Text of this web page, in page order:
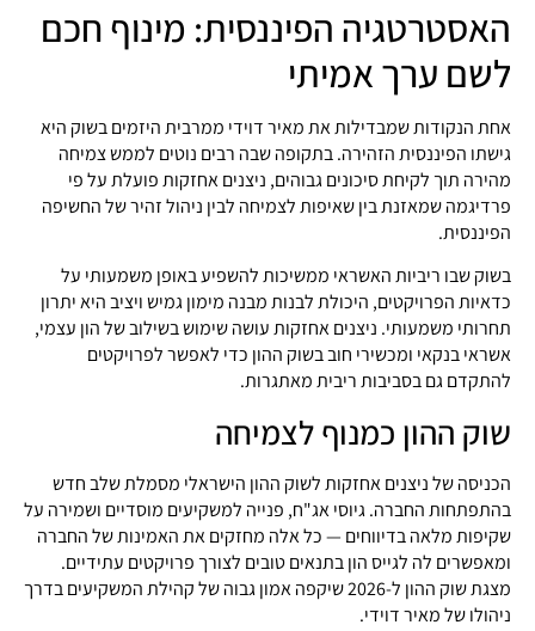
האסטרטגיה הפיננסית: מינוף חכם
לשם ערך אמיתי
אחת הנקודות שמבדילות את מאיר דוידי ממרבית היזמים בשוק היא
גישתו הפיננסית הזהירה. בתקופה שבה רבים נוטים לממש צמיחה
מהירה תוך לקיחת סיכונים גבוהים, ניצנים אחזקות פועלת על פי
פרדיגמה שמאזנת בין שאיפות לצמיחה לבין ניהול זהיר של החשיפה
הפיננסית.
בשוק שבו ריביות האשראי ממשיכות להשפיע באופן משמעותי על
כדאיות הפרויקטים, היכולת לבנות מבנה מימון גמיש ויציב היא יתרון
תחרותי משמעותי. ניצנים אחזקות עושה שימוש בשילוב של הון עצמי,
אשראי בנקאי ומכשירי חוב בשוק ההון כדי לאפשר לפרויקטים
להתקדם גם בסביבות ריבית מאתגרות.
שוק ההון כמנוף לצמיחה
הכניסה של ניצנים אחזקות לשוק ההון הישראלי מסמלת שלב חדש
בהתפתחות החברה. גיוסי אג"ח, פנייה למשקיעים מוסדיים ושמירה על
שקיפות מלאה בדיווחים — כל אלה מחזקים את האמינות של החברה
ומאפשרים לה לגייס הון בתנאים טובים לצורך פרויקטים עתידיים.
מצגת שוק ההון ל-2026 שיקפה אמון גבוה של קהילת המשקיעים בדרך
ניהולו של מאיר דוידי.